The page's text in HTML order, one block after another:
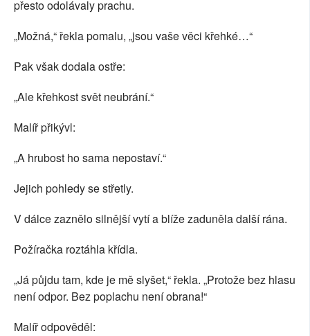
přesto odolávaly prachu.
„Možná,“ řekla pomalu, „jsou vaše věci křehké…“
Pak však dodala ostře:
„Ale křehkost svět neubrání.“
Malíř přikývl:
„A hrubost ho sama nepostaví.“
Jejich pohledy se střetly.
V dálce zaznělo silnější vytí a blíže zaduněla další rána.
Požíračka roztáhla křídla.
„Já půjdu tam, kde je mě slyšet,“ řekla. „Protože bez hlasu
není odpor. Bez poplachu není obrana!“
Malíř odpověděl: